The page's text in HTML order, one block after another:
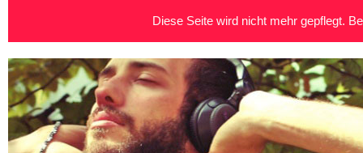
Diese Seite wird nicht mehr gepflegt.